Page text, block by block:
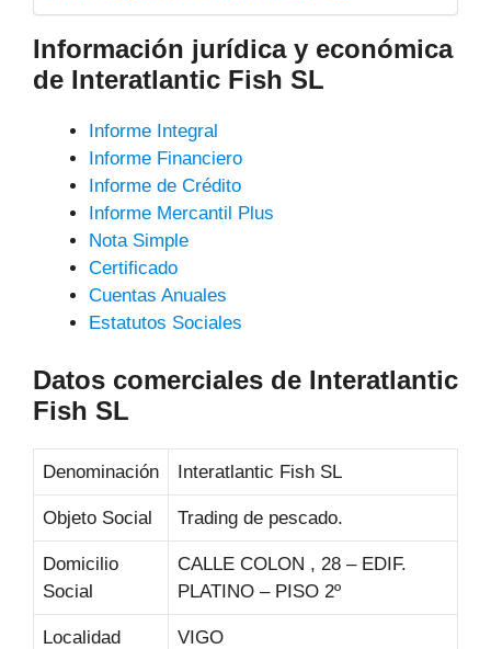
Información jurídica y económica
de Interatlantic Fish SL
Informe Integral
Informe Financiero
Informe de Crédito
Informe Mercantil Plus
Nota Simple
Certificado
Cuentas Anuales
Estatutos Sociales
Datos comerciales de Interatlantic
Fish SL
Denominación Interatlantic Fish SL
Objeto Social Trading de pescado.
Domicilio
Social
CALLE COLON , 28 – EDIF.
PLATINO – PISO 2º
Localidad VIGO